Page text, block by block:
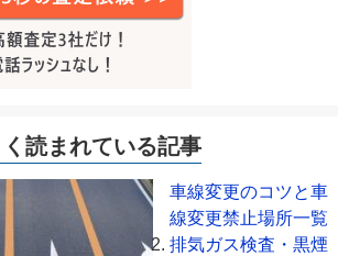
く読まれている記事
車線変更のコツと車
線変更禁止場所一覧
排気ガス検査・黒煙